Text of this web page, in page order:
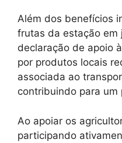
Além dos benefícios
frutas da estação em
declaração de apoio
por produtos locais
associada ao
contribuindo para um
Ao apoiar os
participando